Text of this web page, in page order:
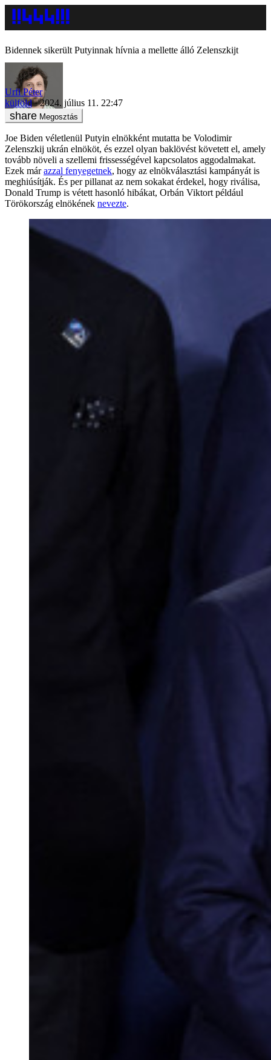
Bidennek sikerült Putyinnak hívnia a mellette álló Zelenszkijt
Urfi Péter
külföld
2024. július 11. 22:47
Megosztás
Joe Biden véletlenül Putyin elnökként mutatta be Volodimir
Zelenszkij ukrán elnököt, és ezzel olyan baklövést követett el, amely
tovább növeli a szellemi frissességével kapcsolatos aggodalmakat.
Ezek márazzal fenyegetnek, hogy az elnökválasztási kampányát is
meghiúsítják. És per pillanat az nem sokakat érdekel, hogy riválisa,
Donald Trump is vétett hasonló hibákat, Orbán Viktort például
Törökország elnökének nevezte.